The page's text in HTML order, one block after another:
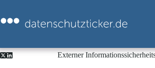
springen
Externer